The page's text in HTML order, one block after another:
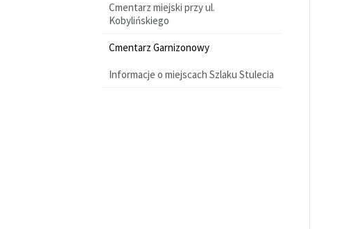
Cmentarz miejski przy ul.
Kobylińskiego
Cmentarz Garnizonowy
Informacje o miejscach Szlaku Stulecia